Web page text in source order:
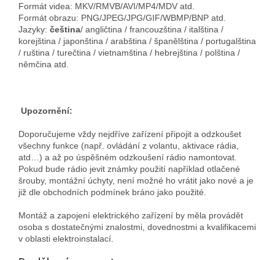
Formát videa: MKV/RMVB/AVI/MP4/MDV atd.
Formát obrazu: PNG/JPEG/JPG/GIF/WBMP/BNP atd.
Jazyky: čeština/ angličtina / francouzština / italština /
korejština / japonština / arabština / španělština / portugalština
/ ruština / turečtina / vietnamština / hebrejština / polština /
němčina atd.
Upozornění:
Doporučujeme vždy nejdříve zařízení připojit a odzkoušet
všechny funkce (např. ovládání z volantu, aktivace rádia,
atd…) a až po úspěšném odzkoušení rádio namontovat.
Pokud bude rádio jevit známky použití například otlačené
šrouby, montážní úchyty, není možné ho vrátit jako nové a je
již dle obchodních podmínek bráno jako použité.
Montáž a zapojení elektrického zařízení by měla provádět
osoba s dostatečnými znalostmi, dovednostmi a kvalifikacemi
v oblasti elektroinstalací.